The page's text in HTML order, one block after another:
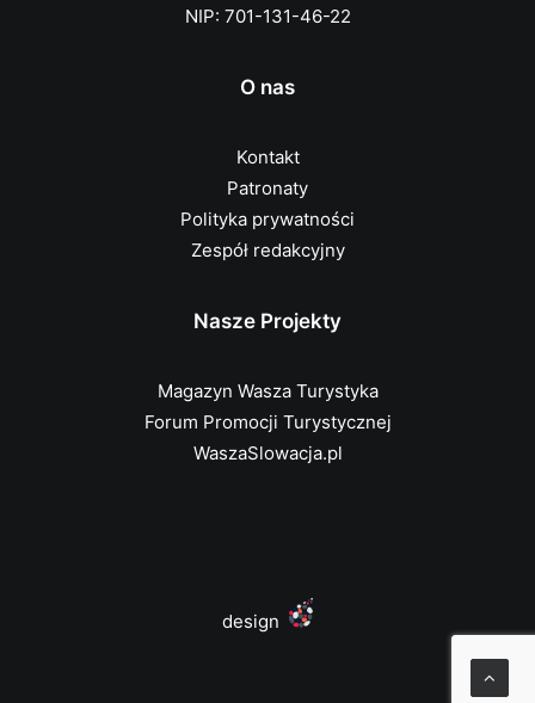
NIP: 701-131-46-22
O nas
Kontakt
Patronaty
Polityka prywatności
Zespół redakcyjny
Nasze Projekty
Magazyn Wasza Turystyka
Forum Promocji Turystycznej
WaszaSlowacja.pl
design